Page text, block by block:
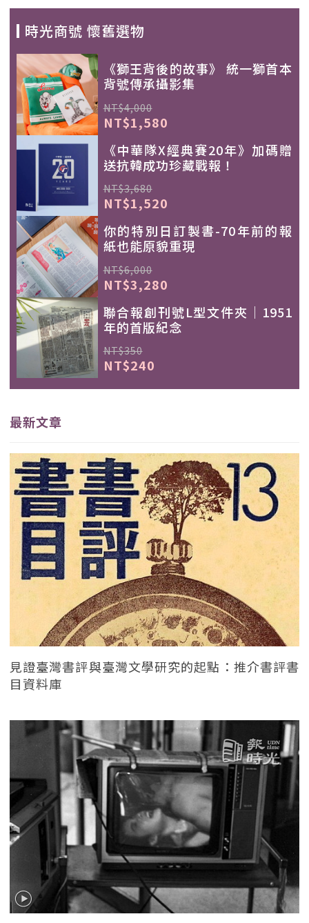
時光商號 懷舊選物
《獅王背後的故事》 統一獅首本
背號傳承攝影集
NT$4,000
NT$1,580
《中華隊X經典賽20年》加碼贈
送抗韓成功珍藏戰報！
NT$3,680
NT$1,520
你的特別日訂製書-70年前的報
紙也能原貌重現
NT$6,000
NT$3,280
聯合報創刊號L型文件夾｜1951
年的首版紀念
NT$350
NT$240
最新文章
見證臺灣書評與臺灣文學研究的起點：推介書評書
目資料庫